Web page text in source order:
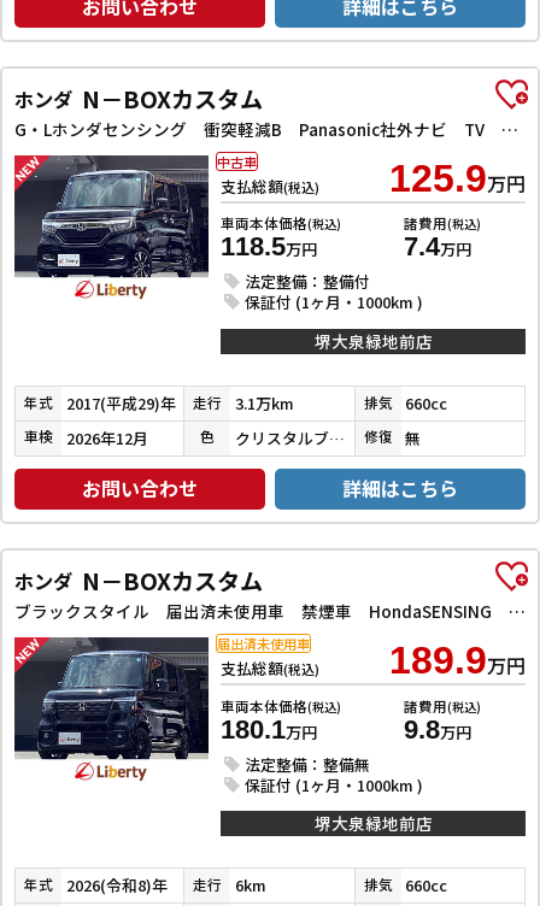
お問い合わせ 詳細はこちら
ホンダ N－BOXカスタム
G・Lホンダセンシング 衝突軽減B Panasonic社外ナビ TV Bカメラ ビルドインETC アダプティブクルーズコントロール 左パワースライドドア LEDヘッドライト フォグライト スマートキー プッシュスタート
支払総額(税込) 125.9万円
車両本体価格(税込)
118.5万円
諸費用(税込)
7.4万円
法定整備：整備付
保証付 (1ヶ月・1000km )
中古車
堺大泉緑地前店
年式 2017(平成29)年 走行 3.1万km 排気 660cc
車検 2026年12月 色 クリスタルブラックパール 修復 無
お問い合わせ 詳細はこちら
ホンダ N－BOXカスタム
ブラックスタイル 届出済未使用車 禁煙車 HondaSENSING 両側自動ドア アダプティブクルーズコントロール 電子パーキング 前席シートヒーター LEDヘッドライト スマートキー プッシュスタート 純正アルミ
支払総額(税込) 189.9万円
車両本体価格(税込)
180.1万円
諸費用(税込)
9.8万円
法定整備：整備無
保証付 (1ヶ月・1000km )
届出済未使用車
堺大泉緑地前店
年式 2026(令和8)年 走行 6km 排気 660cc